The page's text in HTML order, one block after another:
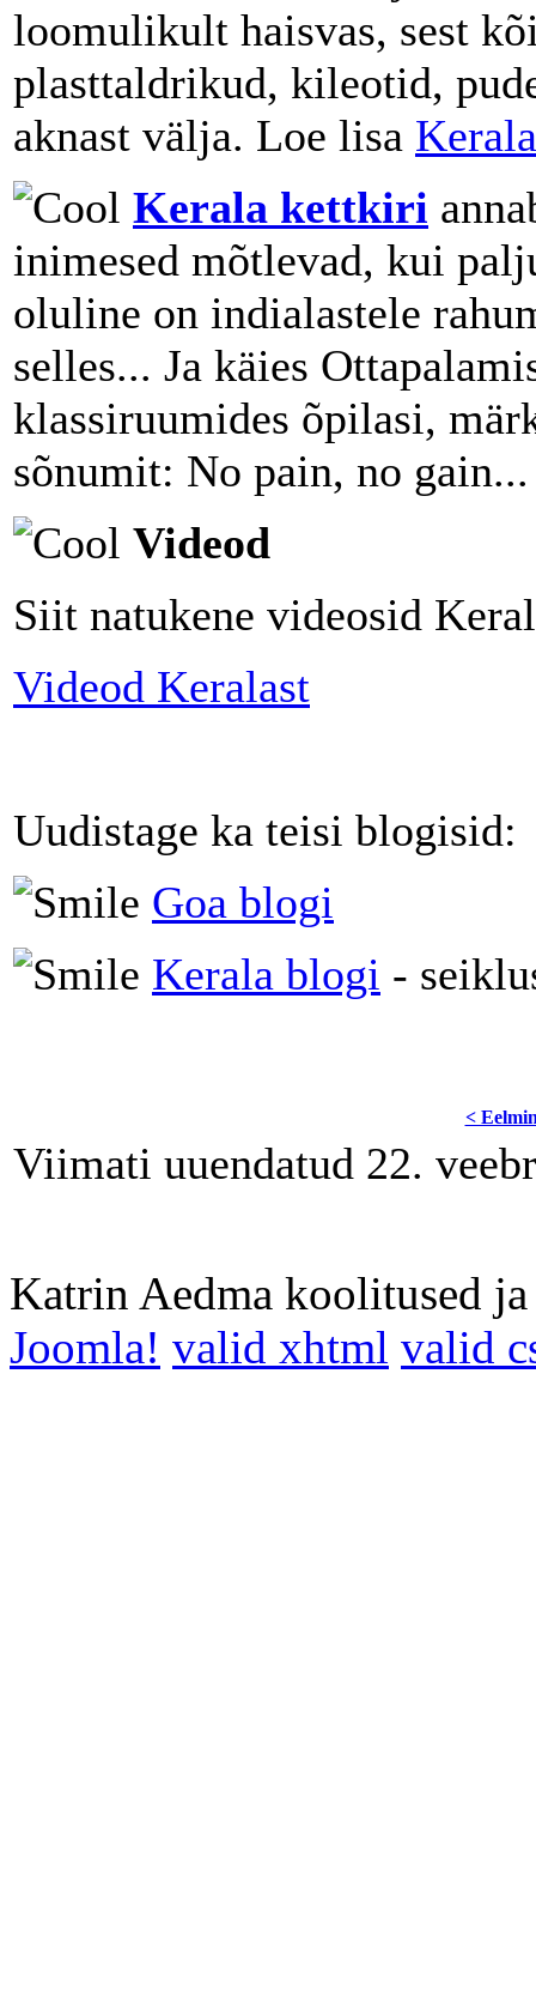
loomulikult haisvas, sest
plasttaldrikud, kileotid,
aknast välja. Loe lisa
Kerala kettkiri
inimesed mõtlevad, kui
oluline on indialastele
selles... Ja käies
klassiruumides õpilasi,
sõnumit: No pain, no
Videod
Siit natukene videosid
Videod Keralast
Uudistage ka teisi blogisid:
Goa blogi
Kerala blogi -
<
Viimati uuendatud 22.
Katrin Aedma koolitused
Joomla! valid xhtml valid